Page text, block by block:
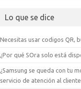
Lo que se dice
Necesitas usar codigos QR,
¿Por qué SOra solo está
¿Samsung se queda con tu
servicio de atención al cliente